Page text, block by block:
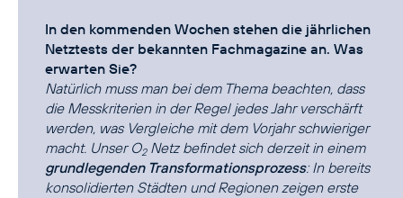
In den kommenden Wochen stehen die jährlichen
Netztests der bekannten Fachmagazine an. Was
erwarten Sie?
Natürlich muss man bei dem Thema beachten, dass
die Messkriterien in der Regel jedes Jahr verschärft
werden, was Vergleiche mit dem Vorjahr schwieriger
macht. Unser O2Netz befindet sich derzeit in einem
grundlegenden Transformationsprozess: In bereits
konsolidierten Städten und Regionen zeigen erste